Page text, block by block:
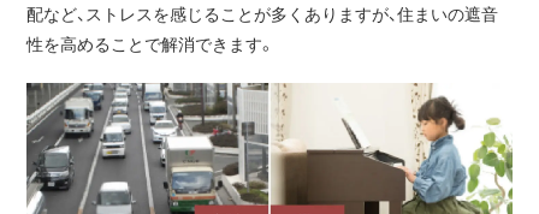
配など、ストレスを感じることが多くありますが、住まいの遮音
性を高めることで解消できます。